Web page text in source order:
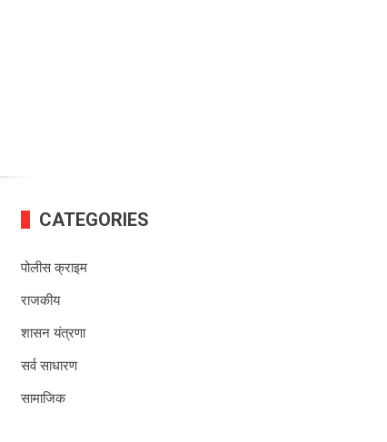
CATEGORIES
पोलीस क्राइम
राजकीय
शासन यंत्रणा
सर्व साधारण
सामाजिक